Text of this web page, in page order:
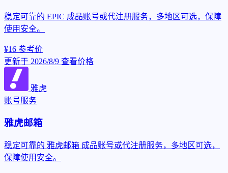
稳定可靠的 EPIC 成品账号或代注册服务，多地区可选，保障
使用安全。
¥16 参考价
更新于 2026/8/9 查看价格
雅虎
账号服务
雅虎邮箱
稳定可靠的 雅虎邮箱 成品账号或代注册服务，多地区可选，
保障使用安全。